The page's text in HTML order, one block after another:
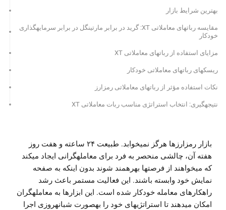
بهترین شرایط بازار
مقایسه رباتهای معاملاتی XT: گرید در برابر مارتینگل در برابر سرمایهگذاری
خودکار
مزایای استفاده از رباتهای معاملاتی XT
ریسکهای رباتهای معاملاتی خودکار
نکات استفاده مؤثر از رباتهای معاملاتی رمزارز
نتیجهگیری: انتخاب استراتژی مناسب ربات معاملاتی XT
بازار رمزارزها هرگز نمیخوابد. طبیعت ۲۴ ساعته و هفت روز
هفته آن، چالشی منحصر به فرد برای معاملهگرانی ایجاد میکند
که میخواهند از فرصتها بهرهمند شوند بدون اینکه به صفحه
نمایش خود وابسته باشند. این فعالیت مستمر باعث رشد
راهکارهای معامله خودکار شده است. این ابزارها به معاملهگران
امکان میدهند تا استراتژیهای خود را بهصورت شبانهروزی اجرا